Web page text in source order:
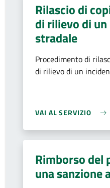
Rilascio di
di rilievo di
stradale
Procedimento di
di rilievo di un
VAI AL SERVIZIO
Rimborso del
una